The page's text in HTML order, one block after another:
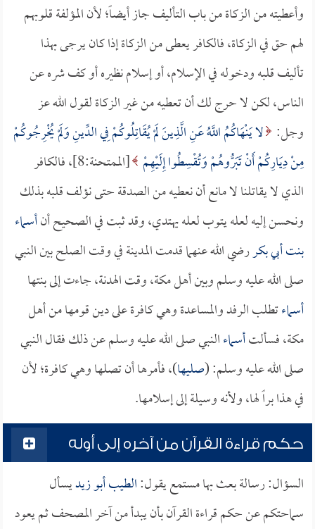
وأعطيته من الزكاة من باب التأليف جاز أيضاً؛ لأن المؤلفة قلوبهم
لهم حق في الزكاة، فالكافر يعطى من الزكاة إذا كان يرجى بهذا
تأليف قلبه ودخوله في الإسلام، أو إسلام نظيره أو كف شره عن
الناس، لكن لا حرج لك أن تعطيه من غير الزكاة لقول الله عز
وجل: لا يَنْهَاكُمُ اللَّهُ عَنِ الَّذِينَ لَمْ يُقَاتِلُوكُمْ فِي الدِّينِ وَلَمْ يُخْرِجُوكُمْ
مِنْ دِيَارِكُمْ أَنْ تَبَرُّوهُمْ وَتُقْسِطُوا إِلَيْهِمْ
[الممتحنة:8]، فالكافر
الذي لا يقاتلنا لا مانع أن نعطيه من الصدقة حتى نؤلف قلبه بذلك
ونحسن إليه لعله يتوب لعله يهتدي، وقد ثبت في الصحيح أنأسماء
بنت أبي بكررضي الله عنهما قدمت المدينة في وقت الصلح بين النبي
صلى الله عليه وسلم وبين أهل مكة، وقت الهدنة، جاءت إلى بنتها
أسماءتطلب الرفد والمساعدة وهي كافرة على دين قومها من أهل
مكة، فسألتأسماءالنبي صلى الله عليه وسلم عن ذلك فقال النبي
صلى الله عليه وسلم: (صليها)، فأمرها أن تصلها وهي كافرة؛ لأن
في هذا براً لها، ولأنه وسيلة إلى إسلامها.
حكم قراءة القرآن من آخره إلى أوله
السؤال: رسالة بعث بها مستمع يقول:الطيب أبو زيديسأل
سماحتكم عن حكم قراءة القرآن بأن يبدأ من آخر المصحف ثم يعود